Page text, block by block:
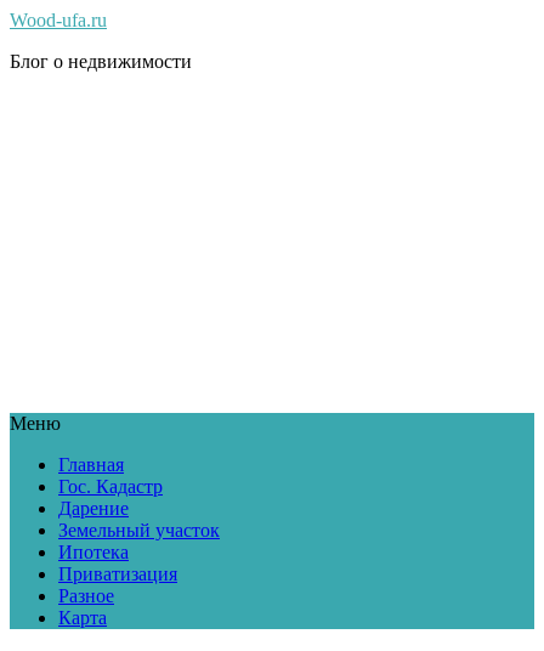
Wood-ufa.ru
Блог о недвижимости
Меню
Главная
Гос. Кадастр
Дарение
Земельный участок
Ипотека
Приватизация
Разное
Карта